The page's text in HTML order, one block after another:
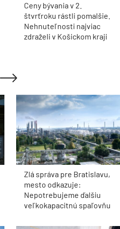
Ceny bývania v 2.
štvrťroku rástli pomalšie.
Nehnuteľnosti najviac
zdraželi v Košickom kraji
Zlá správa pre Bratislavu,
mesto odkazuje:
Nepotrebujeme ďalšiu
veľkokapacitnú spaľovňu